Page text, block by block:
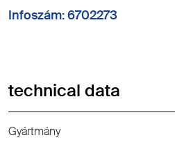
Infoszám: 6702273
technical data
Gyártmány